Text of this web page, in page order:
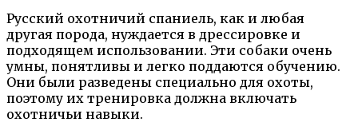
Русский охотничий спаниель, как и любая
другая порода, нуждается в дрессировке и
подходящем использовании. Эти собаки очень
умны, понятливы и легко поддаются обучению.
Они были разведены специально для охоты,
поэтому их тренировка должна включать
охотничьи навыки.